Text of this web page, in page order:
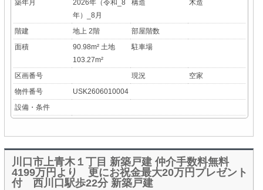
築年月
2026年（令和_8
年）_8月
構造 木造
階建 地上 2階
部屋階数
面積
90.98m² 土地
103.27m²
駐車場
区画番号 現況
空家
物件番号
USK2606010004
設備・条件
川口市上青木１丁目 新築戸建 仲介手数料無料
4199万円より 更にお祝金最大20万円プレゼント
付 西川口駅歩22分 新築戸建